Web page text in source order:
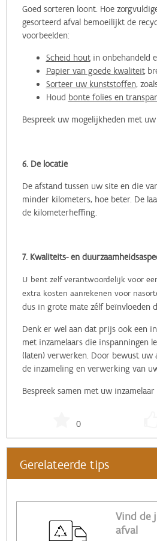
Goed sorteren loont. Hoe
gesorteerd afval bemoeilijkt de
voorbeelden:
Scheid houtin onbehandeld
Papier van goede kwaliteit
Sorteer uw kunststoffen,
Houd bonte folies en
Bespreek uw mogelijkheden met uw
6. De locatie
De afstand tussen uw site en die
minder kilometers, hoe beter. De
de kilometerheffing.
7. Kwaliteits- en
U bent zelf verantwoordelijk voor
extra kosten aanrekenen voor
dus in grote mate zélf beïnvloeden
Denk er wel aan dat prijs ook een
met inzamelaars die inspanningen
(laten) verwerken. Door bewust uw
de inzameling en verwerking van
Bespreek samen met uw
0
Gerelateerde tips
Vind de
afval